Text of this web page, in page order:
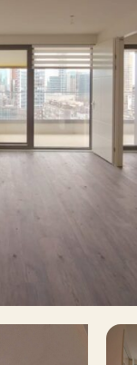
No
In consultation